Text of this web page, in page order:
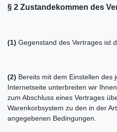
§ 2 Zustandekommen des
(1) Gegenstand des Vertrages ist
(2) Bereits mit dem Einstellen des
Internetseite unterbreiten wir
zum Abschluss eines Vertrages
Warenkorbsystem zu den in der
angegebenen Bedingungen.